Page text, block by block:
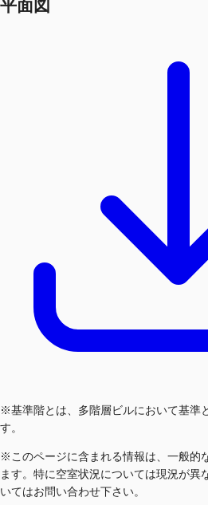
平面図
※基準階とは、多階層ビルにおいて基準
す。
※このページに含まれる情報は、一般的
ます。特に空室状況については現況が異
いてはお問い合わせ下さい。